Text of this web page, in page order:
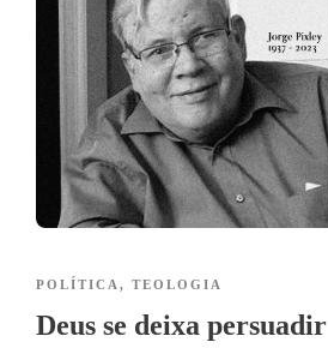
POLÍTICA , TEOLOGIA
Deus se deixa persuadir